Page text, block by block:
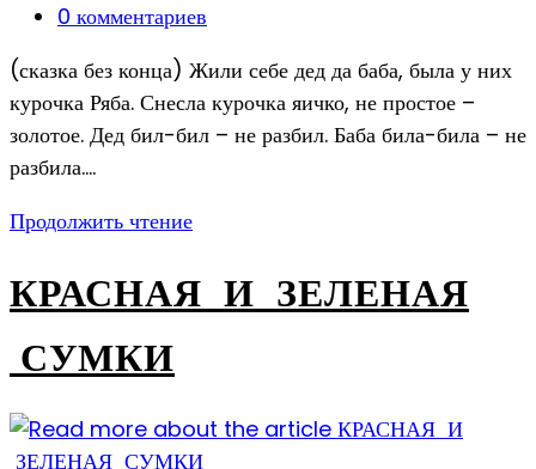
опубликована:
Post
0 комментариев
(сказка без конца) Жили себе дед да баба, была у них
курочка Ряба. Снесла курочка яичко, не простое –
золотое. Дед бил-бил – не разбил. Баба била-била – не
разбила.…
Продолжить чтениеЗОЛОТОЕ
КРАСНАЯ И ЗЕЛЕНАЯ
СУМКИ